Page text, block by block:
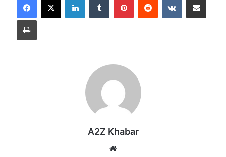
Print
A2Z Khabar